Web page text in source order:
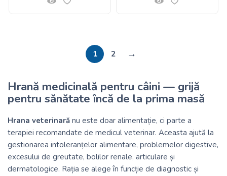
1 2 →
Hrană medicinală pentru câini — grijă
pentru sănătate încă de la prima masă
Hrana veterinară nu este doar alimentație, ci parte a
terapiei recomandate de medicul veterinar. Aceasta ajută la
gestionarea intoleranțelor alimentare, problemelor digestive,
excesului de greutate, bolilor renale, articulare și
dermatologice. Rația se alege în funcție de diagnostic și